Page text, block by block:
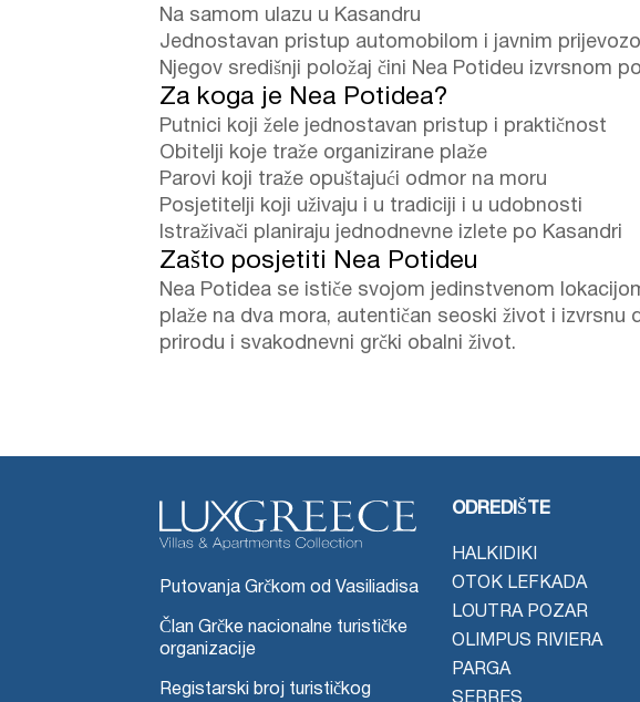
Na samom ulazu u Kasandru
Jednostavan pristup automobilom i javnim
Njegov središnji položaj čini Nea Potideu izvrsnom
Za koga je Nea Potidea?
Putnici koji žele jednostavan pristup i praktičnost
Obitelji koje traže organizirane plaže
Parovi koji traže opuštajući odmor na moru
Posjetitelji koji uživaju i u tradiciji i u udobnosti
Istraživači planiraju jednodnevne izlete po Kasandri
Zašto posjetiti Nea Potideu
Nea Potidea se ističe svojom jedinstvenom
plaže na dva mora, autentičan seoski život i
prirodu i svakodnevni grčki obalni život.
Putovanja Grčkom od Vasiliadisa
Član Grčke nacionalne turističke
organizacije
Registarski broj turističkog
ODREDIŠTE
HALKIDIKI
OTOK LEFKADA
LOUTRA POZAR
OLIMPUS RIVIERA
PARGA
SERRES